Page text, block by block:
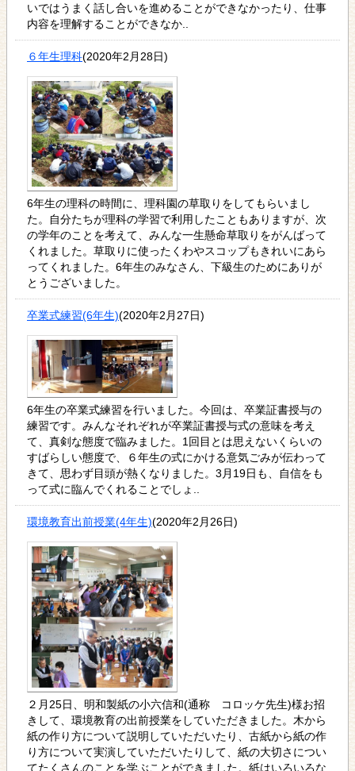
いではうまく話し合いを進めることができなかったり、仕事
内容を理解することができなか..
６年生理科(2020年2月28日)
6年生の理科の時間に、理科園の草取りをしてもらいまし
た。自分たちが理科の学習で利用したこともありますが、次
の学年のことを考えて、みんな一生懸命草取りをがんばって
くれました。草取りに使ったくわやスコップもきれいにあら
ってくれました。6年生のみなさん、下級生のためにありが
とうございました。
卒業式練習(6年生)(2020年2月27日)
6年生の卒業式練習を行いました。今回は、卒業証書授与の
練習です。みんなそれぞれが卒業証書授与式の意味を考え
て、真剣な態度で臨みました。1回目とは思えないくらいの
すばらしい態度で、６年生の式にかける意気ごみが伝わって
きて、思わず目頭が熱くなりました。3月19日も、自信をも
って式に臨んでくれることでしょ..
環境教育出前授業(4年生)(2020年2月26日)
２月25日、明和製紙の小六信和(通称 コロッケ先生)様お招
きして、環境教育の出前授業をしていただきました。木から
紙の作り方について説明していただいたり、古紙から紙の作
り方について実演していただいたりして、紙の大切さについ
てたくさんのことを学ぶことができました。紙はいろいろな